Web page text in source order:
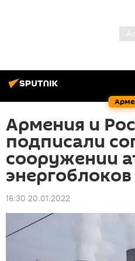
Армения и
подписали
сооружении
энергоблоков
16:30 20.01.2022